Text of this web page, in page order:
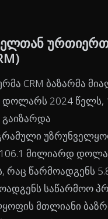
CRM ბაზარმა
2024 წელს,
106.1 მილიარდ
რაც წარმოადგენს
საწარმოო
მთლიანი